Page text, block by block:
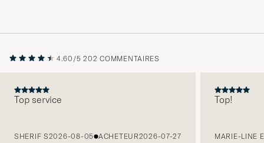
4.60/5 202 COMMENTAIRES
Top service
SHERIF S2026-08-05 ACHETEUR2026-07-27
Top!
MARIE-LINE